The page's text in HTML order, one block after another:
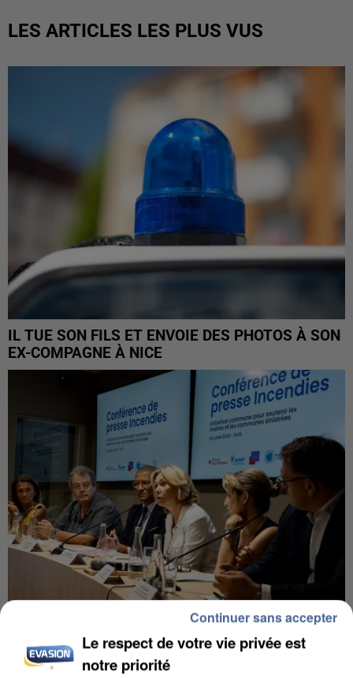
LES ARTICLES LES PLUS VUS
IL TUE SON FILS ET ENVOIE DES PHOTOS À SON
EX-COMPAGNE À NICE
INCENDIES : L’ÎLE-DE-FRANCE LANCE UN ÉLAN
DE SOLIDARITÉ AVEC LES...
Le respect de votre vie privée est
notre priorité
Continuer sans accepter